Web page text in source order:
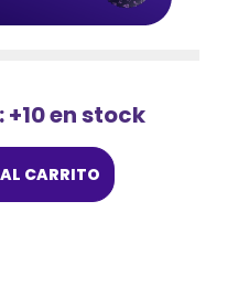
en stock
CARRITO